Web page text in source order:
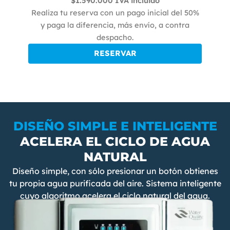
Realiza tu reserva con un pago inicial del 50%
y paga la diferencia, más envío, a contra
despacho.
RESERVAR
DISEÑO SIMPLE E INTELIGENTE
ACELERA EL CICLO DE AGUA
NATURAL
Diseño simple, con sólo presionar un botón obtienes
tu propia agua purificada del aire. Sistema inteligente
cuyo algoritmo acelera el ciclo natural del agua.